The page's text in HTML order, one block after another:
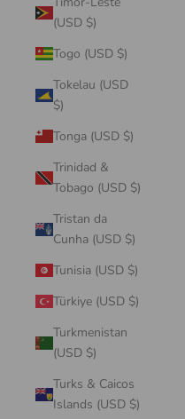
(USD $)
Togo (USD $)
Tokelau (USD
$)
Tonga (USD $)
Trinidad &
Tobago (USD $)
Tristan da
Cunha (USD $)
Tunisia (USD $)
Türkiye (USD $)
Turkmenistan
(USD $)
Turks & Caicos
Islands (USD $)